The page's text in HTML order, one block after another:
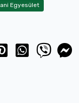
Egyesület